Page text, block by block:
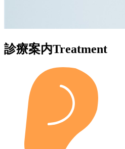
診療案内Treatment